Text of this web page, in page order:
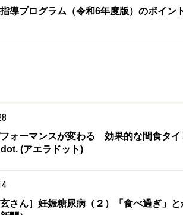
導プログラム（令和6年度版）のポイ
ォーマンスが変わる 効果的な間食タイ
(アエラドット)
さん］妊娠糖尿病（２）「食べ過ぎ」